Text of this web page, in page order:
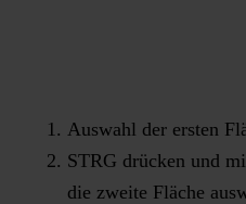
Auswahl der ersten
STRG drücken und
die zweite Fläche